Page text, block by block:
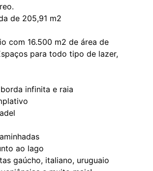
de 205,91 m2
com 16.500 m2 de área de
para todo tipo de lazer,
infinita e raia
ao lago
gaúcho, italiano, uruguaio